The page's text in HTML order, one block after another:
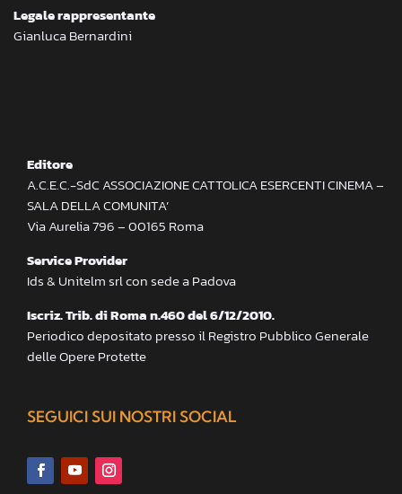
Legale rappresentante
Gianluca Bernardini
Editore
A.C.E.C.-SdC ASSOCIAZIONE CATTOLICA ESERCENTI CINEMA –
SALA DELLA COMUNITA’
Via Aurelia 796 – 00165 Roma
Service Provider
Ids & Unitelm srl con sede a Padova
Iscriz. Trib. di Roma n.460 del 6/12/2010.
Periodico depositato presso il Registro Pubblico Generale
delle Opere Protette
SEGUICI SUI NOSTRI SOCIAL